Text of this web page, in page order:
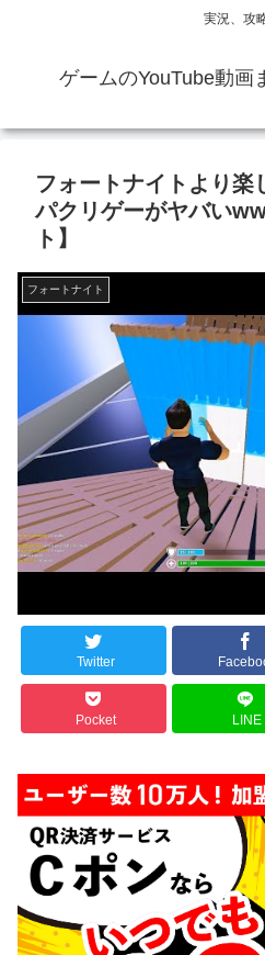
実況、攻
ゲームのYouTube動画
フォートナイトより
パクリゲーがヤバい
ト】
フォートナイト
Twitter
Pocket LINE